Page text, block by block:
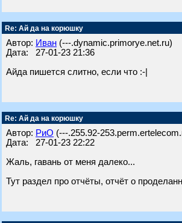
Re: Ай да на корюшку
Автор: Иван (---.dynamic.primorye.net.ru)
Дата: 27-01-23 21:36
Айда пишется слитно, если что :-|
Re: Ай да на корюшку
Автор: РиО (---.255.92-
Дата: 27-01-23 22:22
Жаль, гавань от меня далеко...
Тут раздел про отчёты, отчёт о